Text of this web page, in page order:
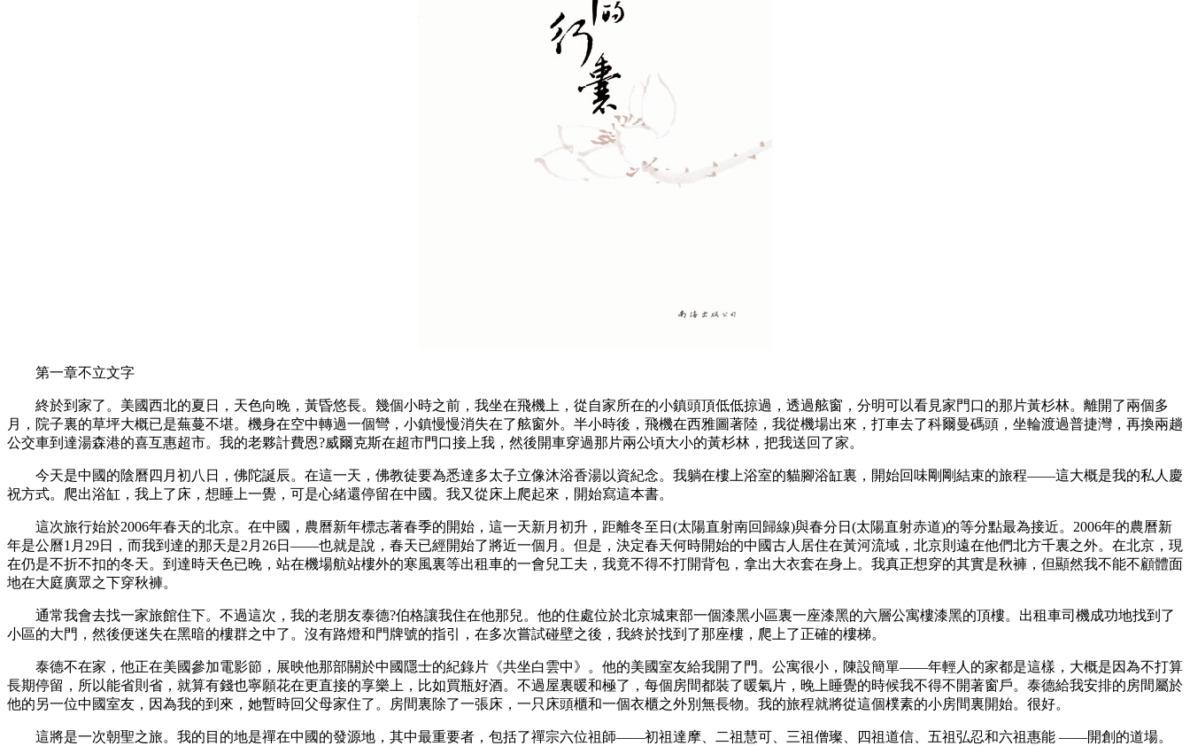
第一章不立文字
終於到家了。美國西北的夏日，天色向晚，黃昏悠長。幾個小時之前，我坐在飛機上，從自家所在的小鎮頭頂低低掠過，透過舷窗，分明可以看見家門口的那片黃杉林。離開了兩個多
月，院子裏的草坪大概已是蕪蔓不堪。機身在空中轉過一個彎，小鎮慢慢消失在了舷窗外。半小時後，飛機在西雅圖著陸，我從機場出來，打車去了科爾曼碼頭，坐輪渡過普捷灣，再換兩趟
公交車到達湯森港的喜互惠超市。我的老夥計費恩?威爾克斯在超市門口接上我，然後開車穿過那片兩公頃大小的黃杉林，把我送回了家。
今天是中國的陰曆四月初八日，佛陀誕辰。在這一天，佛教徒要為悉達多太子立像沐浴香湯以資紀念。我躺在樓上浴室的貓腳浴缸裏，開始回味剛剛結束的旅程——這大概是我的私人慶
祝方式。爬出浴缸，我上了床，想睡上一覺，可是心緒還停留在中國。我又從床上爬起來，開始寫這本書。
這次旅行始於2006年春天的北京。在中國，農曆新年標志著春季的開始，這一天新月初升，距離冬至日(太陽直射南回歸線)與春分日(太陽直射赤道)的等分點最為接近。2006年的農曆新
年是公曆1月29日，而我到達的那天是2月26日——也就是說，春天已經開始了將近一個月。但是，決定春天何時開始的中國古人居住在黃河流域，北京則遠在他們北方千裏之外。在北京，現
在仍是不折不扣的冬天。到達時天色已晚，站在機場航站樓外的寒風裏等出租車的一會兒工夫，我竟不得不打開背包，拿出大衣套在身上。我真正想穿的其實是秋褲，但顯然我不能不顧體面
地在大庭廣眾之下穿秋褲。
通常我會去找一家旅館住下。不過這次，我的老朋友泰德?伯格讓我住在他那兒。他的住處位於北京城東部一個漆黑小區裏一座漆黑的六層公寓樓漆黑的頂樓。出租車司機成功地找到了
小區的大門，然後便迷失在黑暗的樓群之中了。沒有路燈和門牌號的指引，在多次嘗試碰壁之後，我終於找到了那座樓，爬上了正確的樓梯。
泰德不在家，他正在美國參加電影節，展映他那部關於中國隱士的紀錄片《共坐白雲中》。他的美國室友給我開了門。公寓很小，陳設簡單——年輕人的家都是這樣，大概是因為不打算
長期停留，所以能省則省，就算有錢也寧願花在更直接的享樂上，比如買瓶好酒。不過屋裏暖和極了，每個房間都裝了暖氣片，晚上睡覺的時候我不得不開著窗戶。泰德給我安排的房間屬於
他的另一位中國室友，因為我的到來，她暫時回父母家住了。房間裏除了一張床，一只床頭櫃和一個衣櫃之外別無長物。我的旅程就將從這個樸素的小房間裏開始。很好。
這將是一次朝聖之旅。我的目的地是禪在中國的發源地，其中最重要者，包括了禪宗六位祖師——初祖達摩、二祖慧可、三祖僧璨、四祖道信、五祖弘忍和六祖惠能 ——開創的道場。